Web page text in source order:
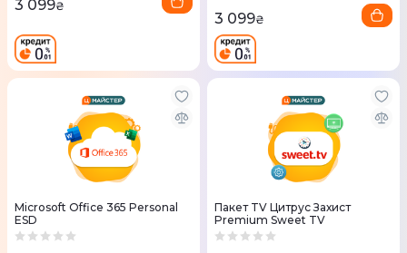
3 099₴
3 099₴
Microsoft Office 365 Personal
ESD
Пакет TV Цитрус Захист
Premium Sweet TV